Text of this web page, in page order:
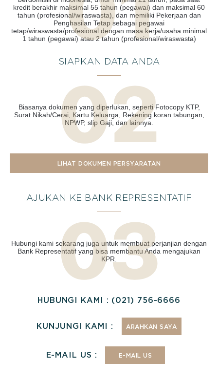
kredit berakhir maksimal 55 tahun (pegawai) dan maksimal 60
tahun (profesional/wiraswasta), dan memiliki Pekerjaan dan
Penghasilan Tetap sebagai pegawai
tetap/wiraswasta/profesional dengan masa kerja/usaha minimal
1 tahun (pegawai) atau 2 tahun (profesional/wiraswasta)
SIAPKAN DATA ANDA
Biasanya dokumen yang diperlukan, seperti Fotocopy KTP,
Surat Nikah/Cerai, Kartu Keluarga, Rekening koran tabungan,
NPWP, slip Gaji, dan lainnya.
LIHAT DOKUMEN PERSYARATAN
AJUKAN KE BANK REPRESENTATIF
Hubungi kami sekarang juga untuk membuat perjanjian dengan
Bank Representatif yang bisa membantu Anda mengajukan
KPR.
HUBUNGI KAMI : (021) 756-6666
KUNJUNGI KAMI : ARAHKAN SAYA
E-MAIL US : E-MAIL US